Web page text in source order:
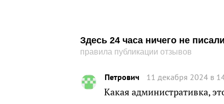
Здесь 24 часа ничего не
правила публикации отзывов
Петрович 11 декабря 2024 в
Какая административка,